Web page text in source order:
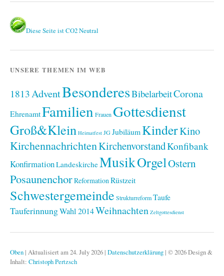
Diese Seite ist CO2 Neutral
UNSERE THEMEN IM WEB
1813AdventBesonderesBibelarbeitCorona
EhrenamtFamilien Frauen Gottesdienst
Groß&Klein Heimatfest JGJubiläumKinderKino
KirchennachrichtenKirchenvorstandKonfibank
KonfirmationLandeskircheMusikOrgelOstern
PosaunenchorReformationRüstzeit
Schwestergemeinde StrukturreformTaufe
TauferinnungWahl 2014Weihnachten Zeltgottesdienst
Oben | Aktualisiert am 24. July 2026 | Datenschutzerklärung | © 2026 Design &
Inhalt: Christoph Pertzsch